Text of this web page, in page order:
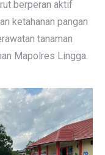
berperan aktif
ketahanan pangan
tanaman
Mapolres Lingga.